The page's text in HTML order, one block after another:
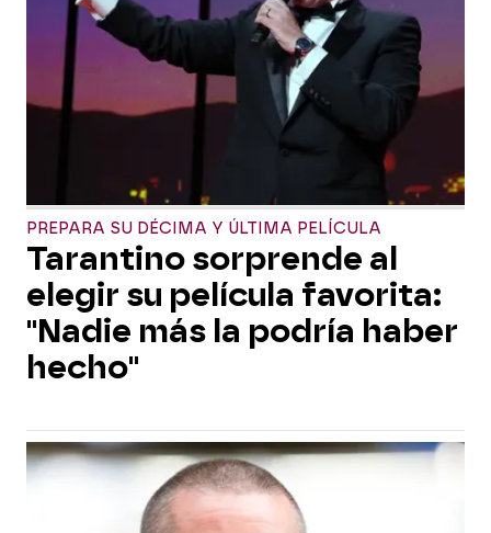
PREPARA SU DÉCIMA Y ÚLTIMA PELÍCULA
Tarantino sorprende al
elegir su película favorita:
"Nadie más la podría haber
hecho"